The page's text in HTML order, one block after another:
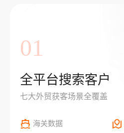
01
全平台搜索客户
七大外贸获客场景全覆盖
海关数据